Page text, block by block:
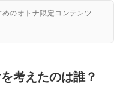
のオトナ限定コンテンツ
考えたのは誰？